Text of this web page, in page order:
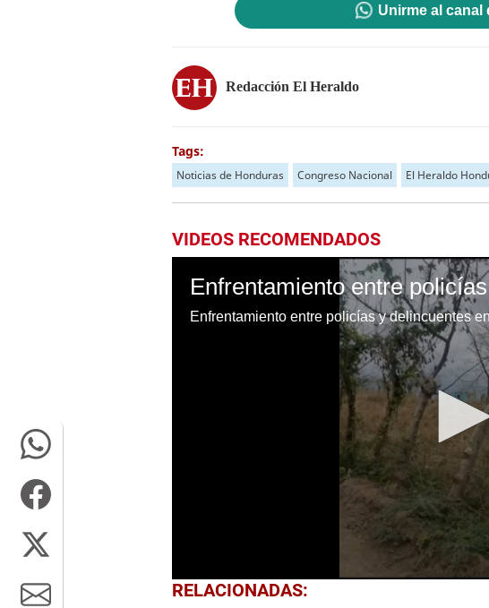
Unirme al canal
Redacción El Heraldo
Tags:
Noticias de Honduras Congreso Nacional El Heraldo
VIDEOS RECOMENDADOS
Enfrentamiento entre policías y delincuentes
0
seconds
RELACIONADAS: